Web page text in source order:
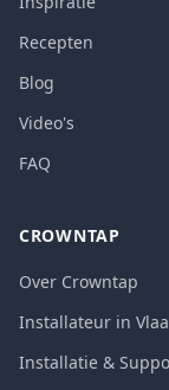
Recepten
Blog
Video's
FAQ
CROWNTAP
Over Crowntap
Installateur in
Installatie &